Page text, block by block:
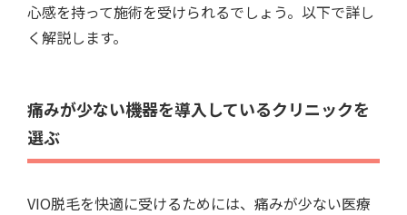
心感を持って施術を受けられるでしょう。以下で詳し
く解説します。
痛みが少ない機器を導入しているクリニックを
選ぶ
VIO脱毛を快適に受けるためには、痛みが少ない医療